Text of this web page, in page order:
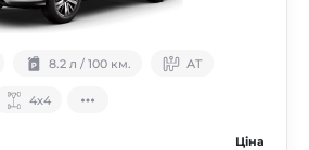
8.2 л / 100 км. АТ
4х4
Ціна